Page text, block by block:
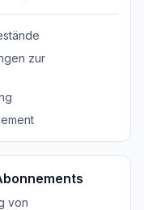
zur
von